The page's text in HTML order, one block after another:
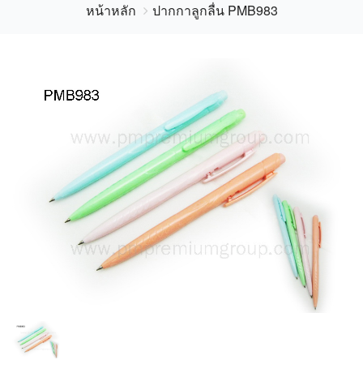
หน้าหลัก ปากกาลูกลื่น PMB983